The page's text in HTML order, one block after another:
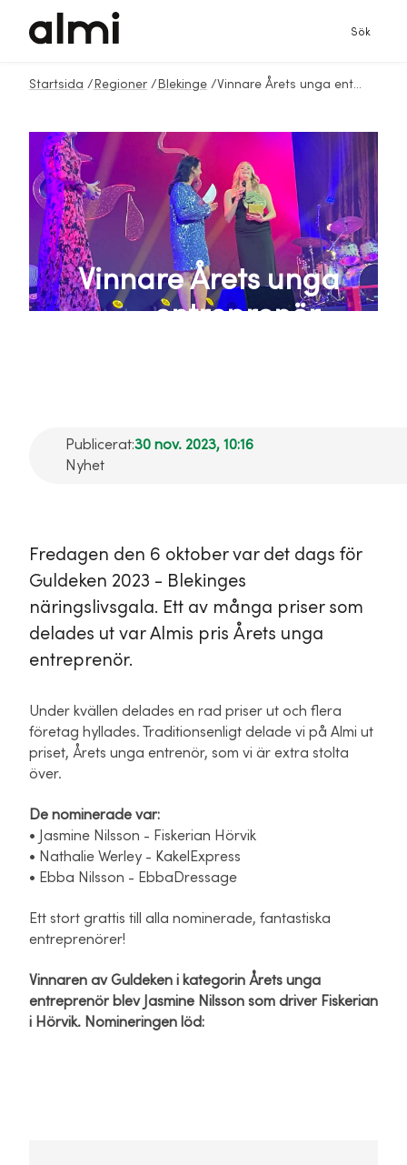
Sök
Startsida / Regioner / Blekinge / Vinnare Årets unga entreprenör - Guldeken 2023
Vinnare Årets unga
entreprenör -
Publicerat:30 nov. 2023, 10:16
Nyhet
Fredagen den 6 oktober var det dags för
Guldeken 2023 - Blekinges
näringslivsgala. Ett av många priser som
delades ut var Almis pris Årets unga
entreprenör.
Under kvällen delades en rad priser ut och flera
företag hyllades. Traditionsenligt delade vi på Almi ut
priset, Årets unga entrenör, som vi är extra stolta
över.
De nominerade var:
• Jasmine Nilsson - Fiskerian Hörvik
• Nathalie Werley - KakelExpress
• Ebba Nilsson - EbbaDressage
Ett stort grattis till alla nominerade, fantastiska
entreprenörer!
Vinnaren av Guldeken i kategorin Årets unga
entreprenör blev Jasmine Nilsson som driver Fiskerian
i Hörvik. Nomineringen löd: